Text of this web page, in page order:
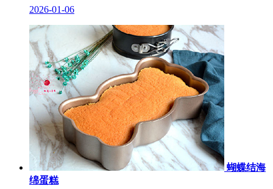
2026-01-06
蝴蝶结海
绵蛋糕